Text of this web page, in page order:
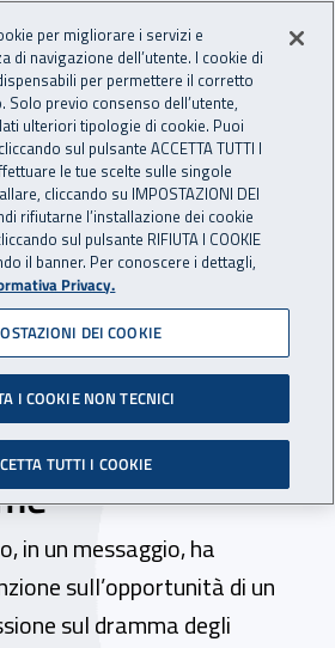
Nazionale
Apri cerca
principale
in:
News
ricordo dei
“Troppi giovani
in un messaggio, ha
sull’opportunità di un
sul dramma degli
per migliorare i servizi e
di navigazione dell’utente. I cookie di
per permettere il corretto
previo consenso dell’utente,
ulteriori tipologie di cookie. Puoi
sul pulsante ACCETTA TUTTI I
le tue scelte sulle singole
cliccando su IMPOSTAZIONI DEI
rifiutarne l’installazione dei cookie
sul pulsante RIFIUTA I COOKIE
il banner. Per conoscere i dettagli,
Privacy.
DEI COOKIE
I COOKIE NON TECNICI
TUTTI I COOKIE